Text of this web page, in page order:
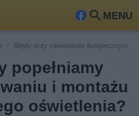
MENU
Fa
ook
Szu
kaj
Błędy przy oświetleniu świątecznym
popełniamy
i montażu
oświetlenia?